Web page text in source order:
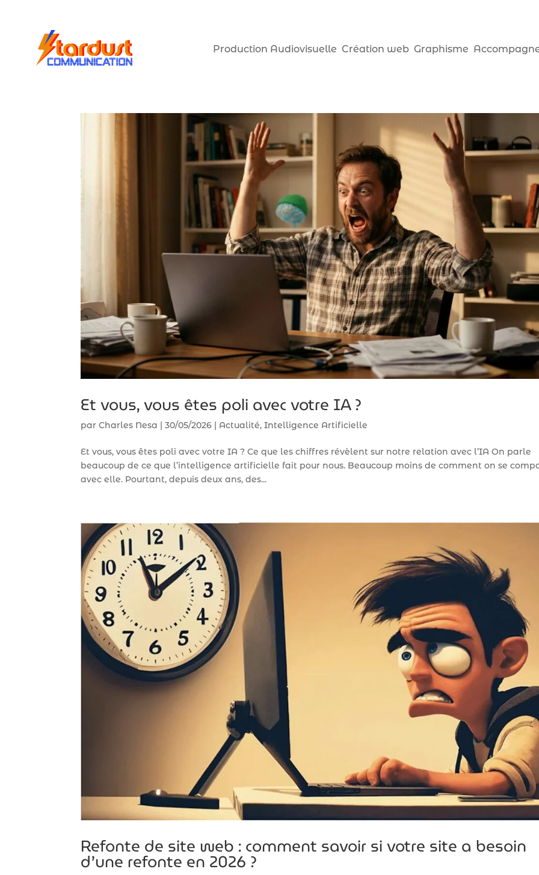
Production Audiovisuelle Création web Graphisme
Et vous, vous êtes poli avec votre IA ?
parCharles Nesa |30/05/2026 | Actualité,Intelligence Artificielle
Et vous, vous êtes poli avec votre IA ? Ce que les chiffres révèlent sur notre relation avec l’IA On parle
beaucoup de ce que l’intelligence artificielle fait pour nous. Beaucoup moins de comment on se
avec elle. Pourtant, depuis deux ans, des...
Refonte de site web : comment savoir si votre site a besoin
d’une refonte en 2026 ?